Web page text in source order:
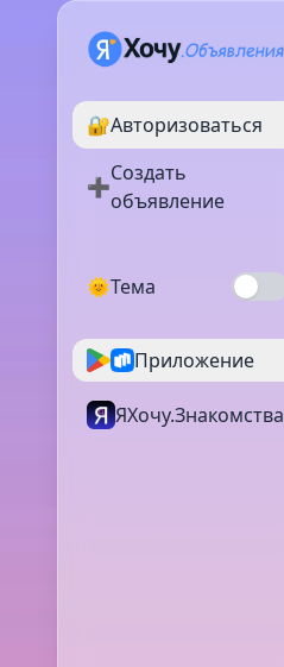
🔐Авторизоваться
➕
Создать
объявление
🌞Тема
Приложение
ЯХочу.Знакомства